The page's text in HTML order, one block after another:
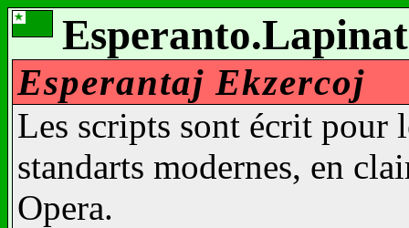
Esperantaj Ekzercoj
Les scripts sont écrit pour
standarts modernes, en
Opera.